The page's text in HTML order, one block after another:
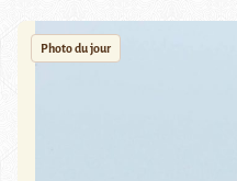
Photo du jour